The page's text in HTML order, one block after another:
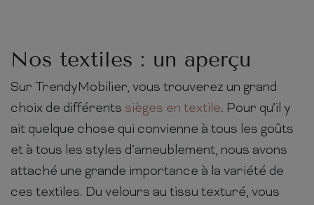
Nos textiles : un aperçu
Sur TrendyMobilier, vous trouverez un grand
choix de différents sièges en textile. Pour qu’il y
ait quelque chose qui convienne à tous les goûts
et à tous les styles d’ameublement, nous avons
attaché une grande importance à la variété de
ces textiles. Du velours au tissu texturé, vous